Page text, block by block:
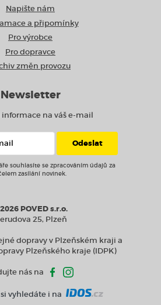
Napište nám
a připomínky
Pro výrobce
Pro dopravce
změn provozu
Newsletter
na váš e-mail
souhlasíte se zpracováním údajů za
zasílání novinek.
POVED s.r.o.
25, Plzeň
dopravy v Plzeňském kraji a
Plzeňského kraje (IDPK)
nás na
vyhledáte i na